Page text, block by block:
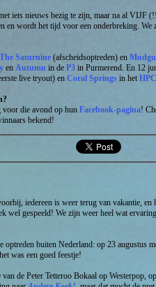
iets nieuws bezig te zijn, maar na al VIJF
en wordt het tijd voor een onderbreking.
The Saturnine (afscheidsoptreden) en
en Autumn in de P3 in Purmerend. En 12
live tryout) en Coral Springs in het HPC
die avond op hun Facebook-pagina!
bekend!
iedereen is weer terug van vakantie,
wel gespeeld! We zijn weer heel wat
optreden buiten Nederland: op 23 augustus
was een goed feestje!
van de Peter Tetteroo Bokaal op Westerpop,